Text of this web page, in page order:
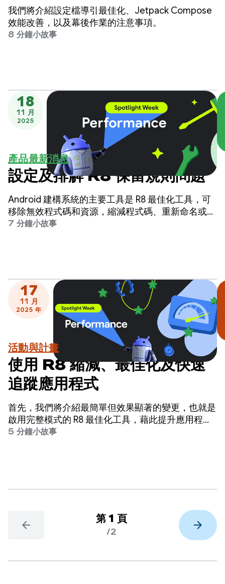
我們將介紹設定檔導引最佳化、Jetpack Compose
效能改善，以及幕後作業的注意事項。
8 分鐘小故事
18
11 月
2025
產品最新消息
設定及排解 R8 保留規則問題
Android 建構系統的主要工具是 R8 最佳化工具，可
移除無效程式碼和資源，縮減程式碼、重新命名或縮
減程式碼，以及最佳化應用程式，確保應用程式體積
7 分鐘小故事
17
11 月
2025 年
活動與計畫
使用 R8 縮減、最佳化及快速
追蹤應用程式
首先，我們將介紹最簡單但效果顯著的變更，也就是
啟用完整模式的 R8 最佳化工具，藉此提升應用程式
效能。
5 分鐘小故事
arrow_back 第 1 頁
/2 arrow_forward